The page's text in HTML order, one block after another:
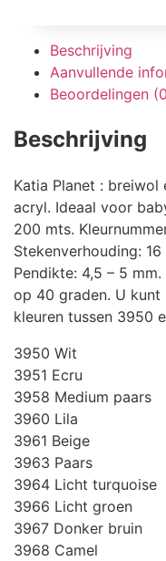
Beschrijving
Aanvullende
Beoordelingen
Beschrijving
Katia Planet : breiwol
acryl. Ideaal voor
200 mts.
Stekenverhouding:
Pendikte: 4,5 – 5
op 40 graden. U
kleuren tussen 3950
3950 Wit
3951 Ecru
3958 Medium paars
3960 Lila
3961 Beige
3963 Paars
3964 Licht turquoise
3966 Licht groen
3967 Donker bruin
3968 Camel